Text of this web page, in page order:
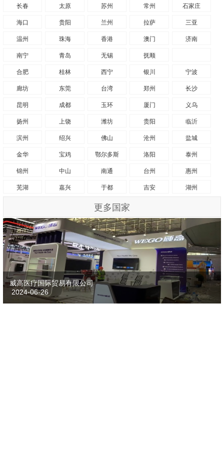
长春
太原 苏州 常州
石家庄
海口
贵阳 兰州 拉萨
三亚
温州
珠海 香港 澳门
济南
南宁
青岛 无锡 抚顺
合肥
桂林 西宁 银川
宁波
廊坊
东莞 台湾 郑州
长沙
昆明
成都 玉环 厦门
义乌
扬州
上饶 潍坊 贵阳
临沂
滨州
绍兴 佛山 沧州
盐城
金华
宝鸡 鄂尔多斯 洛阳
泰州
锦州
中山 南通 台州
惠州
芜湖
嘉兴 于都 吉安 湖州
更多国家
威高医疗国际贸易有限公司
2024-06-26